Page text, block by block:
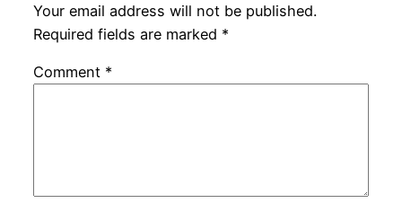
Your email address will not be published.
Required fields are marked *
Comment *